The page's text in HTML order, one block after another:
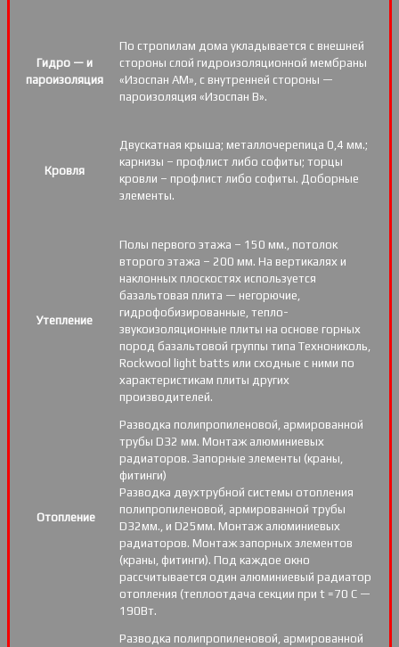
Гидро — и
пароизоляция
По стропилам дома укладывается с внешней
стороны слой гидроизоляционной мембраны
«Изоспан АМ», с внутренней стороны —
пароизоляция «Изоспан B».
Кровля
Двускатная крыша; металлочерепица 0,4 мм.;
карнизы – профлист либо софиты; торцы
кровли – профлист либо софиты. Доборные
элементы.
Утепление
Полы первого этажа – 150 мм., потолок
второго этажа – 200 мм. На вертикалях и
наклонных плоскостях используется
базальтовая плита — негорючие,
гидрофобизированные, тепло-
звукоизоляционные плиты на основе горных
пород базальтовой группы типа Технониколь,
Rockwool light batts или сходные с ними по
характеристикам плиты других
производителей.
Отопление
Разводка полипропиленовой, армированной
трубы D32 мм. Монтаж алюминиевых
радиаторов. Запорные элементы (краны,
фитинги)
Разводка двухтрубной системы отопления
полипропиленовой, армированной трубы
D32мм., и D25мм. Монтаж алюминиевых
радиаторов. Монтаж запорных элементов
(краны, фитинги). Под каждое окно
рассчитывается один алюминиевый радиатор
отопления (теплоотдача секции при t =70 С —
190Вт.
Разводка полипропиленовой, армированной